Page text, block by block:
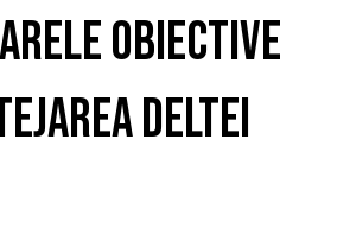
obiective
Deltei